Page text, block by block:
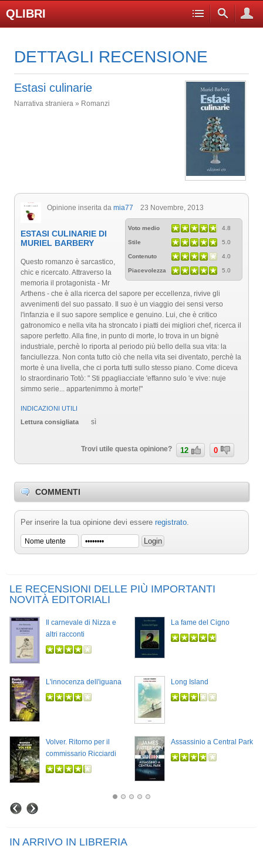
QLIBRI
DETTAGLI RECENSIONE
Estasi culinarie
Narrativa straniera » Romanzi
Opinione inserita da mia77 23 Novembre, 2013
Voto medio 4.8
Stile 5.0
Contenuto 4.0
Piacevolezza 5.0
ESTASI CULINARIE DI
MURIEL BARBERY
Questo romanzo è sarcastico,
chic e ricercato. Attraverso la
memoria il protagonista - Mr
Arthens - che è alla ricerca del sapore per eccellenza, rivive gli
avvenimenti del suo passato. Il suo è un viaggio dei sensi verso
l'infanzia e il suo sapore semplice e genuino. Lui, che è critico
gatronomico e nella vita ha stroncato i piatti dei migliori chef, ricerca il
sapore perfetto. Alla fine, in punto di morte, lo trova in un bignè
industriale, perchè lo riporta al periodo più bello della sua vita: la
fanciullezza. Non conta tutto ciò che nella vita sei diventato, perchè la
morte è una livella, che ci porta tutti sullo stesso piano. Come diceva
lo straordinario Totò: " Sti ppagliacciate 'effanno sulo 'e vive: nuje
simmo serie... appartenimmo à morte!"
INDICAZIONI UTILI
Lettura consigliata
sì
Trovi utile questa opinione? 12 0
COMMENTI
Per inserire la tua opinione devi essere registrato.
LE RECENSIONI DELLE PIÙ IMPORTANTI
NOVITÀ EDITORIALI
Il carnevale di Nizza e
altri racconti
La fame del Cigno
L'innocenza dell'iguana Long Island
Volver. Ritorno per il
commissario Ricciardi
Assassinio a Central Park
IN ARRIVO IN LIBRERIA